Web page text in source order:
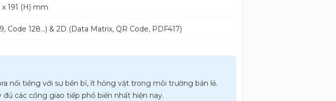
x 191 (H) mm
Code 128...) & 2D (Data Matrix, QR Code, PDF417)
nổi tiếng với sự bền bỉ, ít hỏng vặt trong môi trường bán lẻ.
các cổng giao tiếp phổ biến nhất hiện nay.